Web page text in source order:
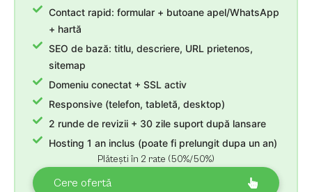
Contact rapid: formular + butoane apel/WhatsApp
+ hartă
SEO de bază: titlu, descriere, URL prietenos,
sitemap
Domeniu conectat + SSL activ
Responsive (telefon, tabletă, desktop)
2 runde de revizii + 30 zile suport după lansare
Hosting 1 an inclus (poate fi prelungit dupa un an)
Plătești în 2 rate (50%/50%)
Cere ofertă